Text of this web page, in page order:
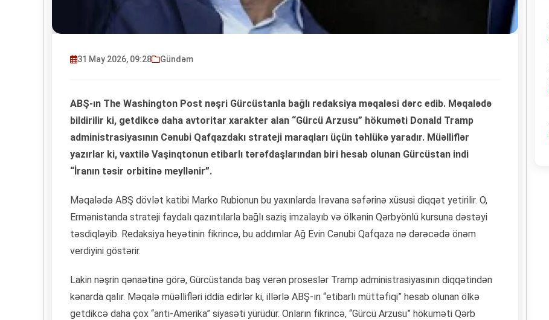
31 May 2026, 09:28 Gündəm
ABŞ-ın The Washington Post nəşri Gürcüstanla bağlı redaksiya məqaləsi dərc edib. Məqalədə
bildirilir ki, getdikcə daha avtoritar xarakter alan “Gürcü Arzusu” hökuməti Donald Tramp
administrasiyasının Cənubi Qafqazdakı strateji maraqları üçün təhlükə yaradır. Müəlliflər
yazırlar ki, vaxtilə Vaşinqtonun etibarlı tərəfdaşlarından biri hesab olunan Gürcüstan indi
“İranın təsir orbitinə meyllənir”.
Məqalədə ABŞ dövlət katibi Marko Rubionun bu yaxınlarda İrəvana səfərinə xüsusi diqqət yetirilir. O,
Ermənistanda strateji faydalı qazıntılarla bağlı saziş imzalayıb və ölkənin Qərbyönlü kursuna dəstəyi
təsdiqləyib. Redaksiya heyətinin fikrincə, bu addımlar Ağ Evin Cənubi Qafqaza nə dərəcədə önəm
verdiyini göstərir.
Lakin nəşrin qənaətinə görə, Gürcüstanda baş verən proseslər Tramp administrasiyasının diqqətindən
kənarda qalır. Məqalə müəllifləri iddia edirlər ki, illərlə ABŞ-ın “etibarlı müttəfiqi” hesab olunan ölkə
getdikcə daha çox “anti-Amerika” siyasəti yürüdür. Onların fikrincə, “Gürcü Arzusu” hökuməti Qərb